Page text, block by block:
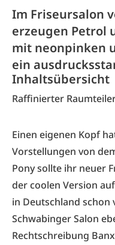
Im Friseursalon
erzeugen Petrol
mit neonpinken
ein
Inhaltsübersicht
Raffinierter
Einen eigenen Kopf
Vorstellungen von
Pony sollte ihr neuer
der coolen Version
in Deutschland
Schwabinger Salon
Rechtschreibung